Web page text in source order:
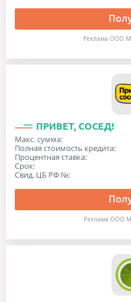
Реклама ООО
ПРИВЕТ, СОСЕД!
Макс. сумма:
Полная стоимость кредита:
Процентная ставка:
Срок:
Свид. ЦБ РФ №:
Реклама ООО